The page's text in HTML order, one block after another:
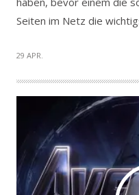
Seiten im Netz die
29 APR.